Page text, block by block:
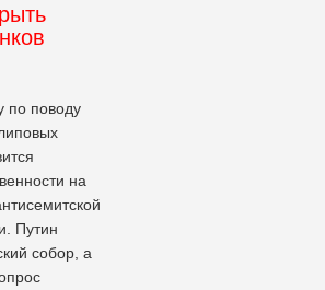
по поводу
на
Путин
собор, а